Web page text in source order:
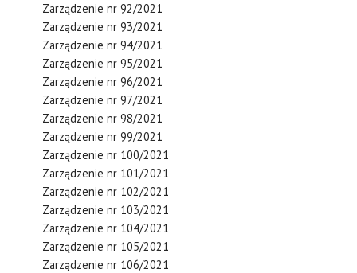
Zarządzenie nr 92/2021
Zarządzenie nr 93/2021
Zarządzenie nr 94/2021
Zarządzenie nr 95/2021
Zarządzenie nr 96/2021
Zarządzenie nr 97/2021
Zarządzenie nr 98/2021
Zarządzenie nr 99/2021
Zarządzenie nr 100/2021
Zarządzenie nr 101/2021
Zarządzenie nr 102/2021
Zarządzenie nr 103/2021
Zarządzenie nr 104/2021
Zarządzenie nr 105/2021
Zarządzenie nr 106/2021